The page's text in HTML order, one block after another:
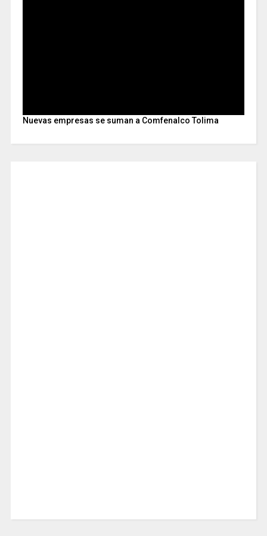
Nuevas empresas se suman a Comfenalco Tolima